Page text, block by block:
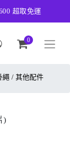
超取免運
0
繩 / 其他配件